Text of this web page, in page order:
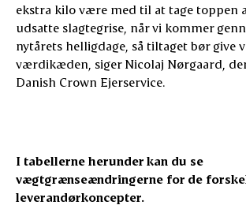
ekstra kilo være med til at tage toppen
udsatte slagtegrise, når vi kommer
nytårets helligdage, så tiltaget bør give
værdikæden, siger Nicolaj Nørgaard,
Danish Crown Ejerservice.
I tabellerne herunder kan du se
vægtgrænseændringerne for de
leverandørkoncepter.